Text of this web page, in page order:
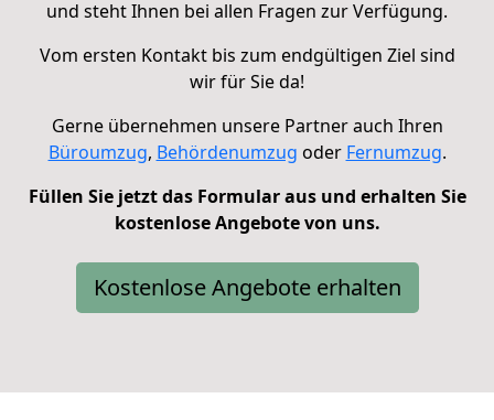
und steht Ihnen bei allen Fragen zur Verfügung.
Vom ersten Kontakt bis zum endgültigen Ziel sind
wir für Sie da!
Gerne übernehmen unsere Partner auch Ihren
Büroumzug, Behördenumzug oder Fernumzug.
Füllen Sie jetzt das Formular aus und erhalten Sie
kostenlose Angebote von uns.
Kostenlose Angebote erhalten